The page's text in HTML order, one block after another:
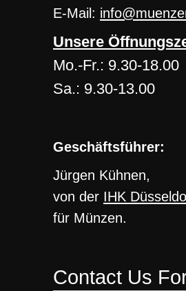
E-Mail:
Unsere
Mo.-Fr.: 9.30-18.00
Sa.: 9.30-13.00
Geschäftsführer:
Jürgen Kühnen,
von der IHK
für Münzen.
Contact Us